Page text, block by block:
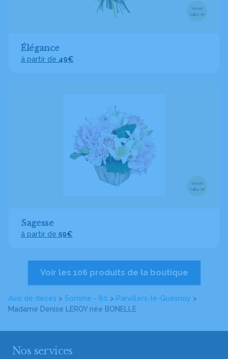
Avis de décès > Somme - 80 > Parvillers-le-Quesnoy >
Madame Denise LEROY née BONELLE
Visuel
taille M
Élégance
à partir de 49€
Visuel
taille M
Sagesse
à partir de 59€
Voir les 106 produits de la boutique
Nos services